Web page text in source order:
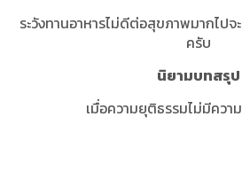
ระวังทานอาหารไม่ดีต่อสุขภาพมากไป
ครับ
นิยามบทสรุป
เมื่อความยุติธรรมไม่มีควา